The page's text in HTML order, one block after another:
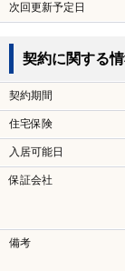
次回更新予定日
契約に関する
契約期間
住宅保険
入居可能日
保証会社
備考